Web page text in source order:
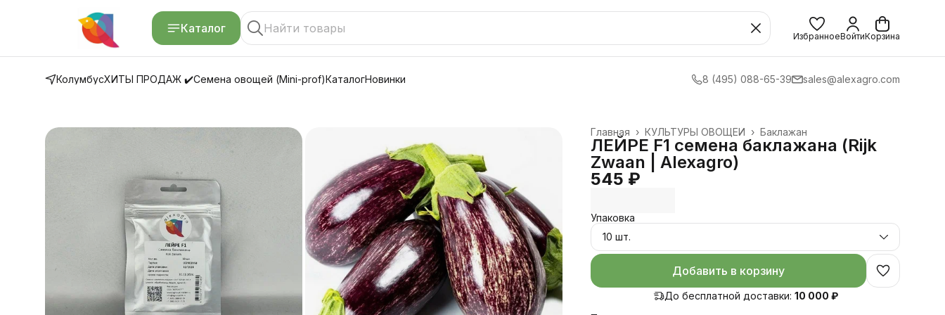
Каталог
ИзбранноеВойтиКорзина
КолумбусХИТЫ ПРОДАЖ ✔️Семена овощей (Mini-prof)КаталогНовинки 8 (495) 088-65-39 sales@alexagro.com
Баклажан
КУЛЬТУРЫ ОВОЩЕЙ ›
Главная ›
ЛЕЙРЕ F1 семена баклажана (Rijk
Zwaan | Alexagro)
545 ₽
Упаковка
10 шт.
Добавить в корзину
До бесплатной доставки: 10 000 ₽